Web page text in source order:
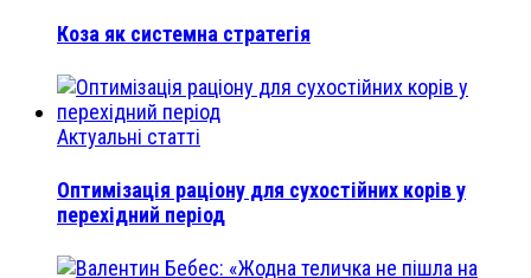
Коза як системна стратегія
Актуальні статті
Оптимізація раціону для сухостійних корів у
перехідний період